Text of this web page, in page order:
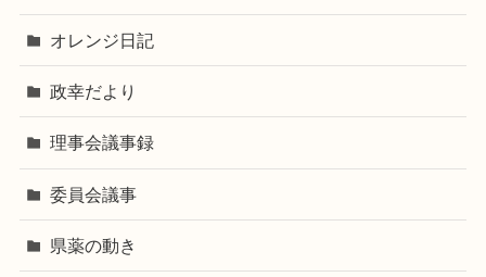
オレンジ日記
政幸だより
理事会議事録
委員会議事
県薬の動き